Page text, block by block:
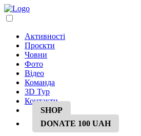
Активності
Проєкти
Човни
Фото
Відео
Команда
3D Тур
Контакти
SHOP
DONATE 100 UAH